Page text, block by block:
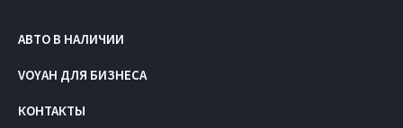
АВТО В НАЛИЧИИ
VOYAH ДЛЯ БИЗНЕСА
КОНТАКТЫ